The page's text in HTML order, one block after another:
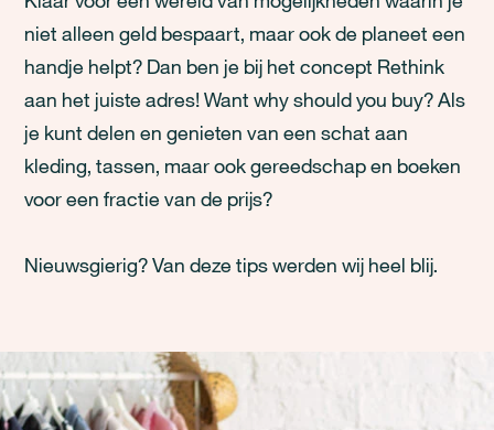
niet alleen geld bespaart, maar ook de planeet een
handje helpt? Dan ben je bij het concept Rethink
aan het juiste adres! Want why should you buy? Als
je kunt delen en genieten van een schat aan
kleding, tassen, maar ook gereedschap en boeken
voor een fractie van de prijs?
Nieuwsgierig? Van deze tips werden wij heel blij.